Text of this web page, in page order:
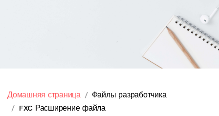
Домашняя страница
Файлы разработчика
FXC Расширение файла